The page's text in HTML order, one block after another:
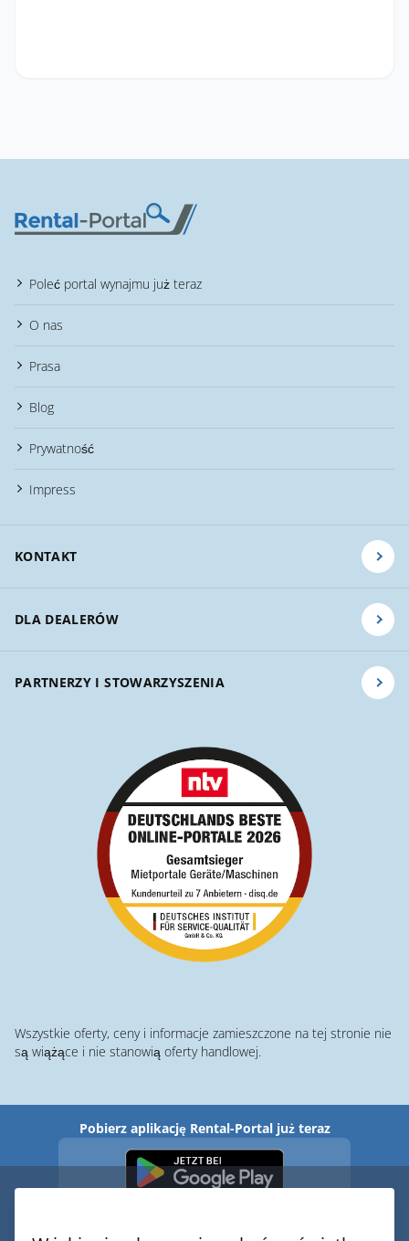
Poleć portal wynajmu już teraz
O nas
Prasa
Blog
Prywatność
Impress
KONTAKT
DLA DEALERÓW
PARTNERZY I STOWARZYSZENIA
Wszystkie oferty, ceny i informacje zamieszczone na tej stronie nie
są wiążące i nie stanowią oferty handlowej.
Pobierz aplikację Rental-Portal już teraz